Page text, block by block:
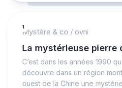
1
Mystère & co / ovni
La mystérieuse pierre
C’est dans les années 1990
découvre dans un région
ouest de la Chine une